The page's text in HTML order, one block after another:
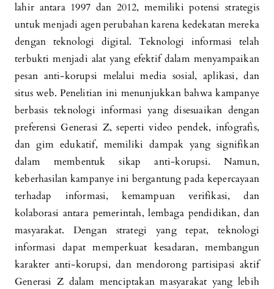
lahir antara 1997 dan 2012, memiliki potensi strategis
untuk menjadi agen perubahan karena kedekatan mereka
dengan teknologi digital. Teknologi informasi telah
terbukti menjadi alat yang efektif dalam menyampaikan
pesan anti-korupsi melalui media sosial, aplikasi, dan
situs web. Penelitian ini menunjukkan bahwa kampanye
berbasis teknologi informasi yang disesuaikan dengan
preferensi Generasi Z, seperti video pendek, infografis,
dan gim edukatif, memiliki dampak yang signifikan
dalam membentuk sikap anti-korupsi. Namun,
keberhasilan kampanye ini bergantung pada kepercayaan
terhadap informasi, kemampuan verifikasi, dan
kolaborasi antara pemerintah, lembaga pendidikan, dan
masyarakat. Dengan strategi yang tepat, teknologi
informasi dapat memperkuat kesadaran, membangun
karakter anti-korupsi, dan mendorong partisipasi aktif
Generasi Z dalam menciptakan masyarakat yang lebih